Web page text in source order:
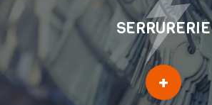
SERRURERIE
Ouverture de porte
Réparation de serrure
+